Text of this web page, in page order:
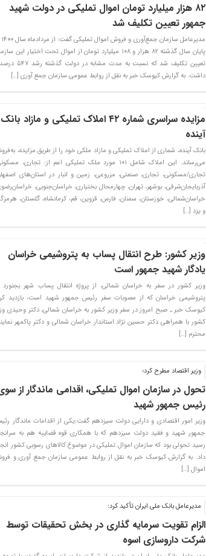
۸۲ هزار میلیارد تومان اموال تملیکی در دولت شهید
جمهور تعیین تکلیف شد
پایان سال گذشته ۸۲ هزار و ۱۰۸ میلیارد تومان از اموال تحت اختیار این
تعیین تکلیف شد که نسبت به مدت مشابه در
داشت. به گزارش کیوسک خبر به نقل از روابط عمومی سازمان جمع آوری […]
مزایده سراسری شماره ۴۲ املاک تملیکی و مازاد بانک
آینده
بانک آینده، شماری از املاک تملیکی و مازاد ملکی خود را از طریق مزایده،
می‌رساند. این املاک شامل ۱۰۱ مورد ملک تملیکی اعم از: تجاری،
تجاری/مسکونی، تجاری، صنعتی، مزروعی، زمین و انبار در استان‌های
آذربایجان‌شرقی، بوشهر، تهران، چهارمحال بختیاری، خراسان‌جنوبی،
خراسان‌شمالی، خوزستان، سمنان، فارس، قزوین، قم، کرمانشاه، گلستان،
و یزد […]
وزیر کشور: طرح انتقال پساب به پتروشیمی خراسان
یادگار شهید جمهور است
وزیر کشور در سفر به خراسان شمالی، از پروژه انتقال پساب شهر بجنورد
پتروشیمی خراسان که از مصوبات سفر رئیس جمهور شهید است، بازدید
کیوسک خبر ـ صبح امروز در سفر وزیر کشور به خراسان شمالی، دکتر وحیدی
کشور با همراهی دکتر حسین نژاد استاندار خراسان شمالی و دکتر پاکمهر
محترم […]
وزیر اقتصاد مطرح کرد؛
تحول در سازمان اموال تملیکی، اقدامی ماندگار از
رئیس جمهور شهید
وزیر امور اقتصادی و دارایی دولت سیزدهم گفت:یکی از اقدامات ماندگار
جمهور شهید و فقید دولت سیزدهم که با همکاری قوه قضاییه هم به
رسید تحولی بود که سازمان اموال تملیکی در موضوع کالاهای رسوبی کشور
داد. به گزارش کیوسک خبر به نقل از روابط عمومی سازمان جمع آوری و
اموال […]
مدیرعامل بانک ملی ایران تأکید کرد:
الزام تقویت سرمایه گذاری در بخش تحقیقات توسط
شرکت داروسازی اسوه